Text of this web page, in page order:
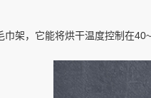
架，它能将烘干温度控制在